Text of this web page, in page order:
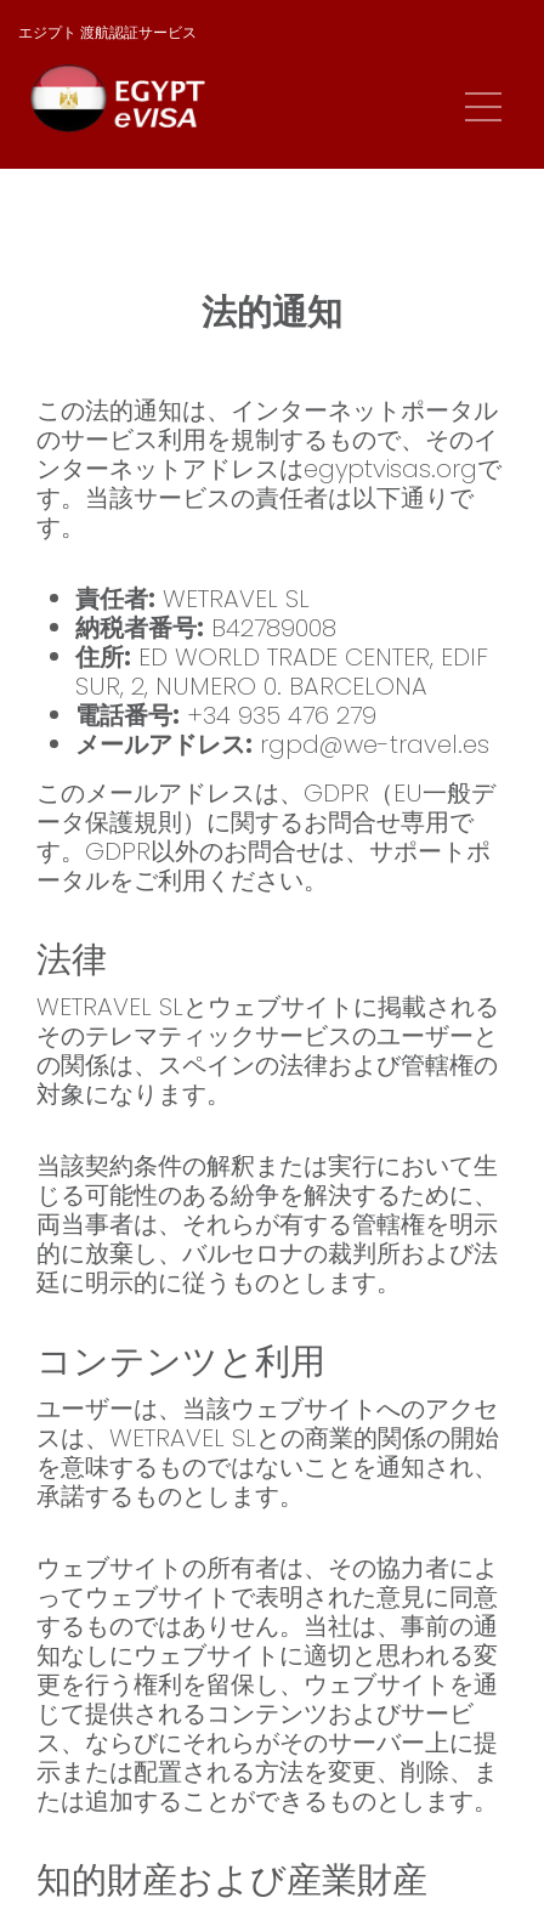
エジプト 渡航認証サービス
法的通知
この法的通知は、インターネットポータル
のサービス利用を規制するもので、そのイ
ンターネットアドレスはegyptvisas.orgで
す。当該サービスの責任者は以下通りで
す。
責任者: WETRAVEL SL
納税者番号: B42789008
住所: ED WORLD TRADE CENTER, EDIF
SUR, 2, NUMERO 0. BARCELONA
電話番号: +34 935 476 279
メールアドレス: rgpd@we-travel.es
このメールアドレスは、GDPR（EU一般デ
ータ保護規則）に関するお問合せ専用で
す。GDPR以外のお問合せは、サポートポ
ータルをご利用ください。
法律
WETRAVEL SLとウェブサイトに掲載される
そのテレマティックサービスのユーザーと
の関係は、スペインの法律および管轄権の
対象になります。
当該契約条件の解釈または実行において生
じる可能性のある紛争を解決するために、
両当事者は、それらが有する管轄権を明示
的に放棄し、バルセロナの裁判所および法
廷に明示的に従うものとします。
コンテンツと利用
ユーザーは、当該ウェブサイトへのアクセ
スは、WETRAVEL SLとの商業的関係の開始
を意味するものではないことを通知され、
承諾するものとします。
ウェブサイトの所有者は、その協力者によ
ってウェブサイトで表明された意見に同意
するものではありせん。当社は、事前の通
知なしにウェブサイトに適切と思われる変
更を行う権利を留保し、ウェブサイトを通
じて提供されるコンテンツおよびサービ
ス、ならびにそれらがそのサーバー上に提
示または配置される方法を変更、削除、ま
たは追加することができるものとします。
知的財産および産業財産